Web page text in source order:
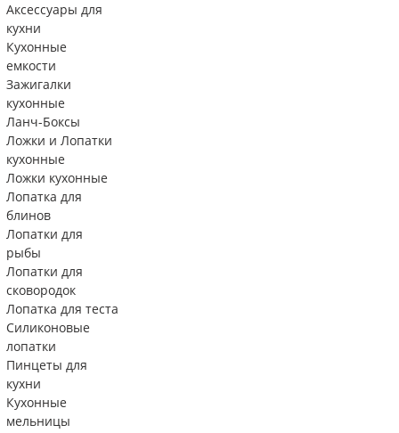
Аксессуары для
кухни
Кухонные
емкости
Зажигалки
кухонные
Ланч-Боксы
Ложки и Лопатки
кухонные
Ложки кухонные
Лопатка для
блинов
Лопатки для
рыбы
Лопатки для
сковородок
Лопатка для теста
Силиконовые
лопатки
Пинцеты для
кухни
Кухонные
мельницы